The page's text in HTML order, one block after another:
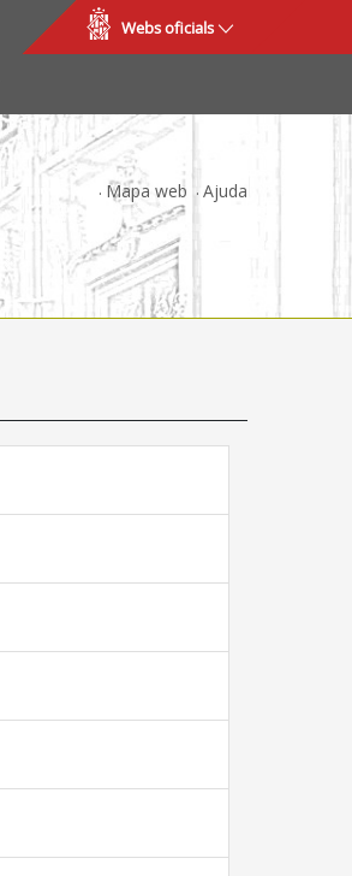
Webs oficials
Mapa web Ajuda